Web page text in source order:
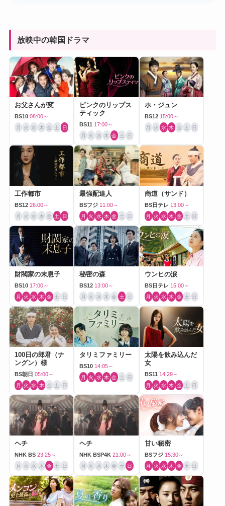
放映中の韓国ドラマ
お父さんが変
BS10 08:00～
月 火 水 木 金 土 日
ピンクのリップス
ティック
BS11 17:00～
月 火 水 木 金 土 日
ホ・ジュン
BS12 15:00～
月 火 水 木 金 土 日
工作都市
BS12 26:00～
月 火 水 木 金 土 日
最強配達人
BSフジ 11:00～
月 火 水 木 金 土 日
商道（サンド）
BS日テレ 13:00～
月 火 水 木 金 土 日
財閥家の末息子
BS10 17:00～
月 火 水 木 金 土 日
秘密の森
BS12 13:00～
月 火 水 木 金 土 日
ウンヒの涙
BS日テレ 15:00～
月 火 水 木 金 土 日
100日の郎君（ナ
ングン）様
BS朝日 05:00～
月 火 水 木 金 土 日
タリミファミリー
BS10 14:05～
月 火 水 木 金 土 日
太陽を飲み込んだ
女
BS11 14:29～
月 火 水 木 金 土 日
ヘチ
NHK BS 23:25～
月 火 水 木 金 土 日
ヘチ
NHK BSP4K 21:00～
月 火 水 木 金 土 日
甘い秘密
BSフジ 15:30～
月 火 水 木 金 土 日